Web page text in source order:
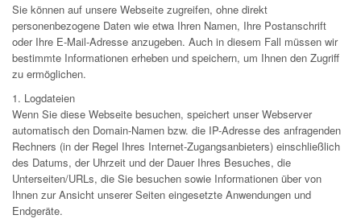
Sie können auf unsere Webseite zugreifen, ohne direkt
personenbezogene Daten wie etwa Ihren Namen, Ihre Postanschrift
oder Ihre E-Mail-Adresse anzugeben. Auch in diesem Fall müssen wir
bestimmte Informationen erheben und speichern, um Ihnen den Zugriff
zu ermöglichen.
1. Logdateien
Wenn Sie diese Webseite besuchen, speichert unser Webserver
automatisch den Domain-Namen bzw. die IP-Adresse des anfragenden
Rechners (in der Regel Ihres Internet-Zugangsanbieters) einschließlich
des Datums, der Uhrzeit und der Dauer Ihres Besuches, die
Unterseiten/URLs, die Sie besuchen sowie Informationen über von
Ihnen zur Ansicht unserer Seiten eingesetzte Anwendungen und
Endgeräte.